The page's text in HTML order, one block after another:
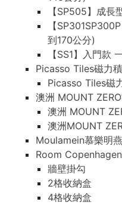
【SP505】成長
【
到170公分)
【SS1】入門款
Picasso Tiles磁力
Picasso Tiles磁
澳洲 MOUNT
澳洲 MOUNT
澳洲MOUNT
Moulamein慕樂明
Room
牆壁掛勾
2格收納盒
4格收納盒